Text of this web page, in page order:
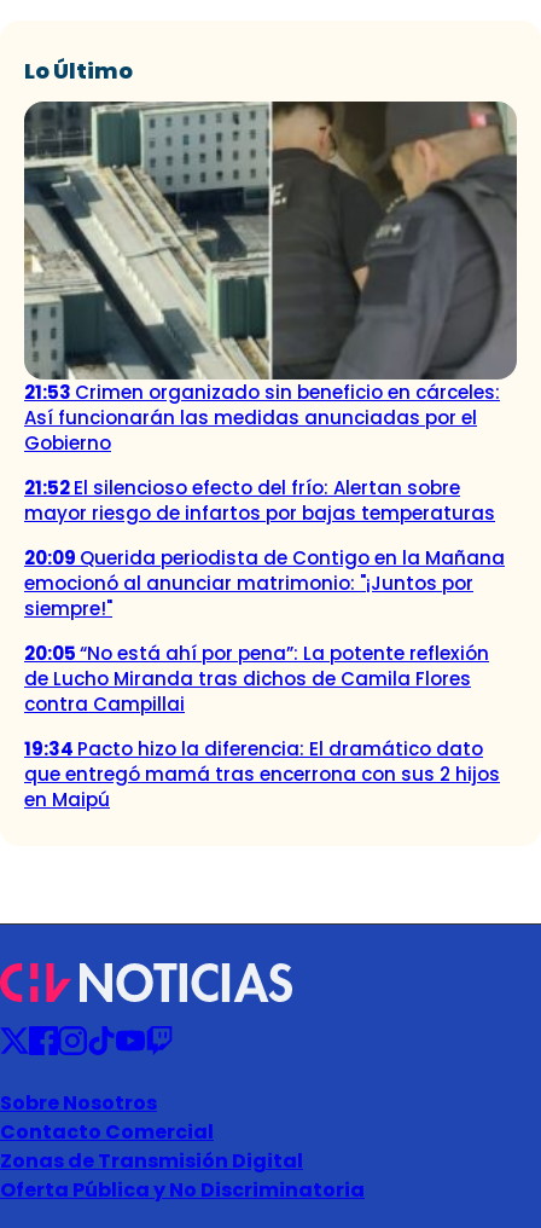
Lo Último
21:53 Crimen organizado sin beneficio en cárceles:
Así funcionarán las medidas anunciadas por el
Gobierno
21:52El silencioso efecto del frío: Alertan sobre
mayor riesgo de infartos por bajas temperaturas
20:09 Querida periodista de Contigo en la Mañana
emocionó al anunciar matrimonio: "¡Juntos por
siempre!"
20:05“No está ahí por pena”: La potente reflexión
de Lucho Miranda tras dichos de Camila Flores
contra Campillai
19:34 Pacto hizo la diferencia: El dramático dato
que entregó mamá tras encerrona con sus 2 hijos
en Maipú
Sobre Nosotros
Contacto Comercial
Zonas de Transmisión Digital
Oferta Pública y No Discriminatoria